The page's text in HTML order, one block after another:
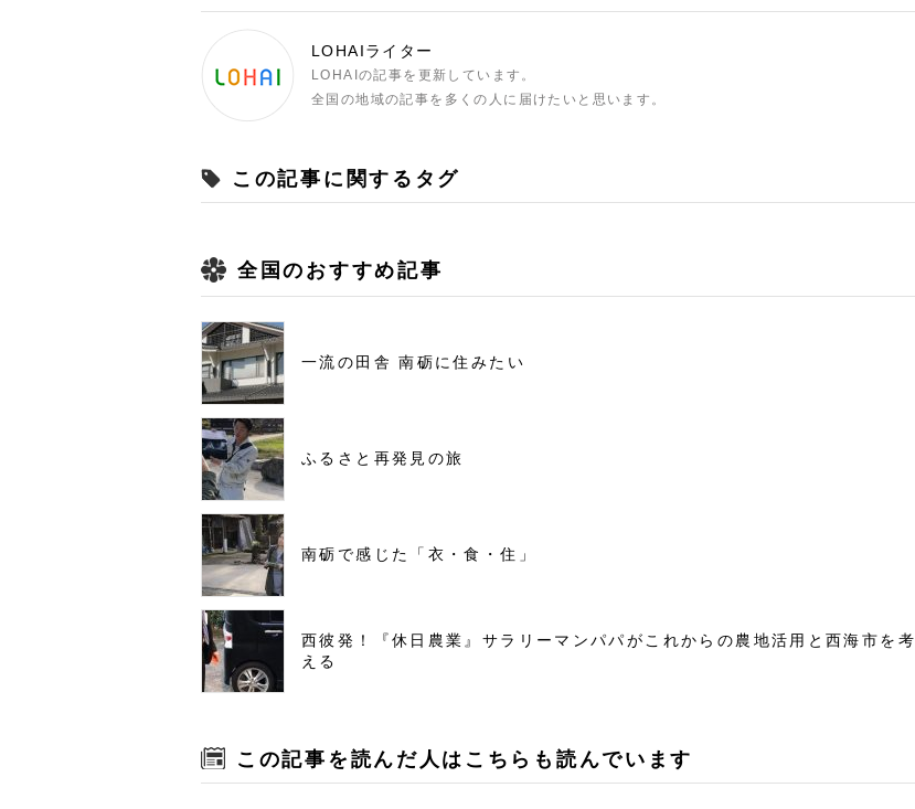
LOHAIライター
LOHAIの記事を更新しています。
全国の地域の記事を多くの人に届けたいと思います。
この記事に関するタグ
全国のおすすめ記事
一流の田舎 南砺に住みたい
ふるさと再発見の旅
南砺で感じた「衣・食・住」
西彼発！『休日農業』サラリーマンパパがこれからの農地活用と西海市を考
える
この記事を読んだ人はこちらも読んでいます